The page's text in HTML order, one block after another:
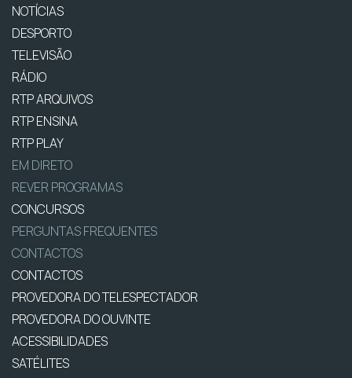
NOTÍCIAS
DESPORTO
TELEVISÃO
RÁDIO
RTP ARQUIVOS
RTP ENSINA
RTP PLAY
EM DIRETO
REVER PROGRAMAS
CONCURSOS
PERGUNTAS FREQUENTES
CONTACTOS
CONTACTOS
PROVEDORA DO TELESPECTADOR
PROVEDORA DO OUVINTE
ACESSIBILIDADES
SATÉLITES